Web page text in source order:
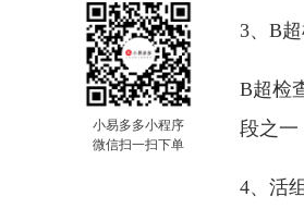
小易多多小程序
微信扫一扫下单
3、B
B超检
段之一
4、活